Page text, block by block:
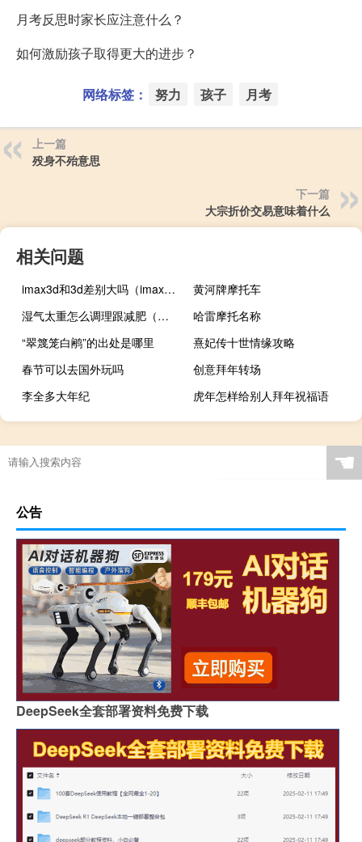
月考反思时家长应注意什么？
如何激励孩子取得更大的进步？
网络标签： 努力 孩子 月考
上一篇
殁身不殆意思
下一篇
大宗折价交易意味着什么
相关问题
imax3d和3d差别大吗（imax3d和3d的区别）
黄河牌摩托车
湿气太重怎么调理跟减肥（湿气太重怎么调理）
哈雷摩托名称
“翠篾笼白鹇”的出处是哪里
熹妃传十世情缘攻略
春节可以去国外玩吗
创意拜年转场
李全多大年纪
虎年怎样给别人拜年祝福语
☚
公告
DeepSeek全套部署资料免费下载